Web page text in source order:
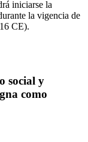
iniciarse la
la vigencia de
CE).
social y
como